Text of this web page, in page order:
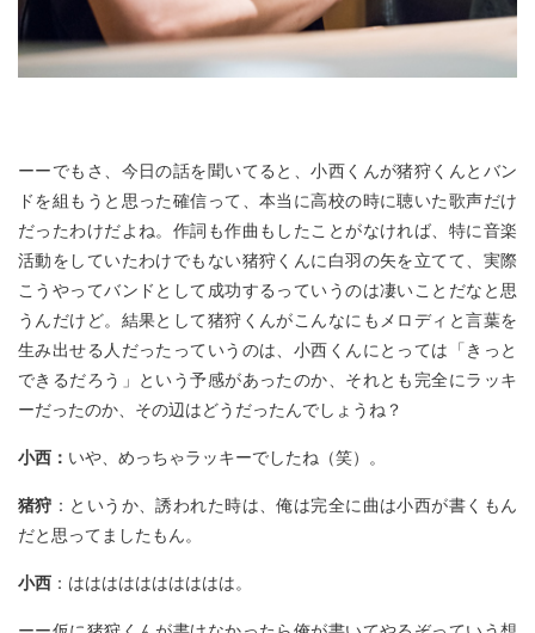
ーーでもさ、今日の話を聞いてると、小西くんが猪狩くんとバン
ドを組もうと思った確信って、本当に高校の時に聴いた歌声だけ
だったわけだよね。作詞も作曲もしたことがなければ、特に音楽
活動をしていたわけでもない猪狩くんに白羽の矢を立てて、実際
こうやってバンドとして成功するっていうのは凄いことだなと思
うんだけど。結果として猪狩くんがこんなにもメロディと言葉を
生み出せる人だったっていうのは、小西くんにとっては「きっと
できるだろう」という予感があったのか、それとも完全にラッキ
ーだったのか、その辺はどうだったんでしょうね？
小西： いや、めっちゃラッキーでしたね（笑）。
猪狩 ：というか、誘われた時は、俺は完全に曲は小西が書くもん
だと思ってましたもん。
小西 ：はははははははははは。